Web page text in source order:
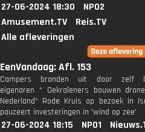
27-06-2024 18:30
NPO2
Amusement.TV
Reis.TV
Alle afleveringen
EenVandaag: Afl. 153
Campers branden uit door zelf
eigenaren * Oekraïeners bouwen
Nederland* Rode Kruis op bezoek in
pauzeert investeringen in 'wind op zee'
27-06-2024 18:15 NPO1